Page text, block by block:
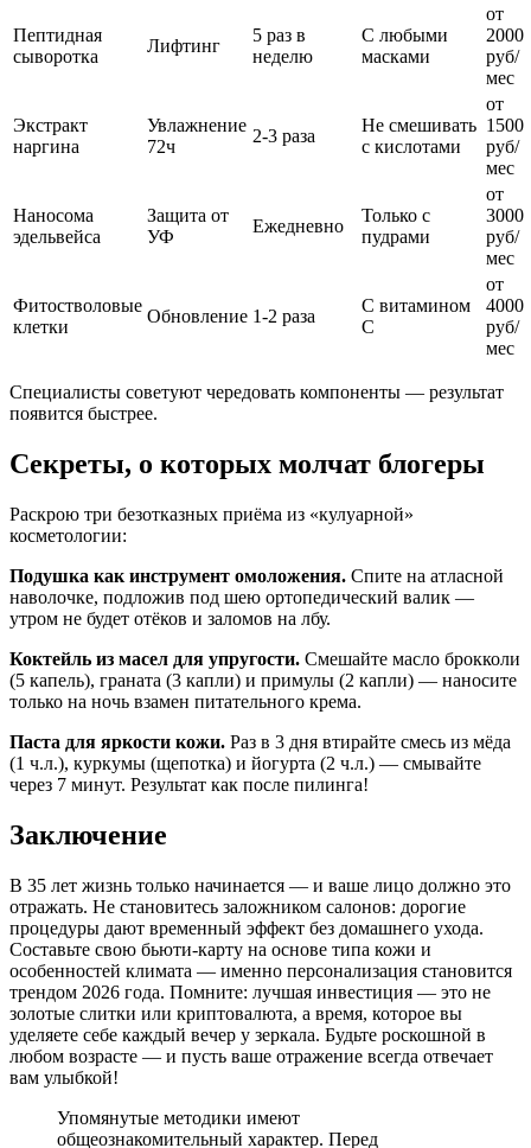
Пептидная
сыворотка
Лифтинг
5 раз в
неделю
С любыми
масками
от
2000
руб/
мес
Экстракт
наргина
Увлажнение
72ч
2-3 раза
Не смешивать
с кислотами
от
1500
руб/
мес
Наносома
эдельвейса
Защита от
УФ
Ежедневно
Только с
пудрами
от
3000
руб/
мес
Фитостволовые
клетки
Обновление 1-2 раза
С витамином
С
от
4000
руб/
мес
Специалисты советуют чередовать компоненты — результат
появится быстрее.
Секреты, о которых молчат блогеры
Раскрою три безотказных приёма из «кулуарной»
косметологии:
Подушка как инструмент омоложения. Спите на атласной
наволочке, подложив под шею ортопедический валик —
утром не будет отёков и заломов на лбу.
Коктейль из масел для упругости. Смешайте масло брокколи
(5 капель), граната (3 капли) и примулы (2 капли) — наносите
только на ночь взамен питательного крема.
Паста для яркости кожи. Раз в 3 дня втирайте смесь из мёда
(1 ч.л.), куркумы (щепотка) и йогурта (2 ч.л.) — смывайте
через 7 минут. Результат как после пилинга!
Заключение
В 35 лет жизнь только начинается — и ваше лицо должно это
отражать. Не становитесь заложником салонов: дорогие
процедуры дают временный эффект без домашнего ухода.
Составьте свою бьюти-карту на основе типа кожи и
особенностей климата — именно персонализация становится
трендом 2026 года. Помните: лучшая инвестиция — это не
золотые слитки или криптовалюта, а время, которое вы
уделяете себе каждый вечер у зеркала. Будьте роскошной в
любом возрасте — и пусть ваше отражение всегда отвечает
вам улыбкой!
Упомянутые методики имеют
общеознакомительный характер. Перед